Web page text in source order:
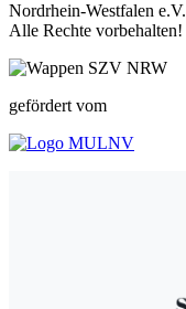
Nordrhein-Westfalen e.V.
Alle Rechte vorbehalten!
gefördert vom